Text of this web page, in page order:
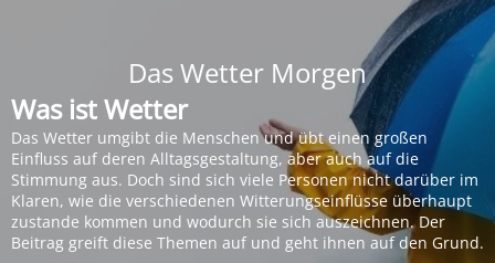
Das Wetter Morgen
Was ist Wetter
Das Wetter umgibt die Menschen und übt einen großen
Einfluss auf deren Alltagsgestaltung, aber auch auf die
Stimmung aus. Doch sind sich viele Personen nicht darüber im
Klaren, wie die verschiedenen Witterungseinflüsse überhaupt
zustande kommen und wodurch sie sich auszeichnen. Der
Beitrag greift diese Themen auf und geht ihnen auf den Grund.